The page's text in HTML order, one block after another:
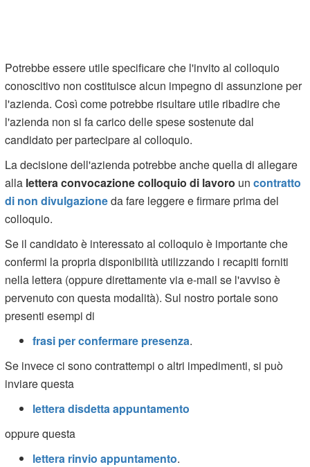
Potrebbe essere utile specificare che l'invito al colloquio
conoscitivo non costituisce alcun impegno di assunzione per
l'azienda. Così come potrebbe risultare utile ribadire che
l'azienda non si fa carico delle spese sostenute dal
candidato per partecipare al colloquio.
La decisione dell'azienda potrebbe anche quella di allegare
alla lettera convocazione colloquio di lavoro uncontratto
di non divulgazioneda fare leggere e firmare prima del
colloquio.
Se il candidato è interessato al colloquio è importante che
confermi la propria disponibilità utilizzando i recapiti forniti
nella lettera (oppure direttamente via e-mail se l'avviso è
pervenuto con questa modalità). Sul nostro portale sono
presenti esempi di
frasi per confermare presenza.
Se invece ci sono contrattempi o altri impedimenti, si può
inviare questa
lettera disdetta appuntamento
oppure questa
lettera rinvio appuntamento.